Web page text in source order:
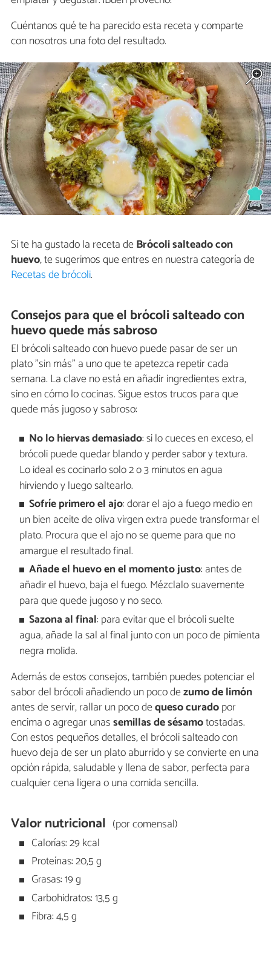
Cuéntanos qué te ha parecido esta receta y comparte
con nosotros una foto del resultado.
Si te ha gustado la receta deBrócoli salteado con
huevo, te sugerimos que entres en nuestra categoría de
Recetas de brócoli.
Consejos para que el brócoli salteado con
huevo quede más sabroso
El brócoli salteado con huevo puede pasar de ser un
plato "sin más" a uno que te apetezca repetir cada
semana. La clave no está en añadir ingredientes extra,
sino en cómo lo cocinas. Sigue estos trucos para que
quede más jugoso y sabroso:
No lo hiervas demasiado: si lo cueces en exceso, el
brócoli puede quedar blando y perder sabor y textura.
Lo ideal es cocinarlo solo 2 o 3 minutos en agua
hirviendo y luego saltearlo.
Sofríe primero el ajo: dorar el ajo a fuego medio en
un bien aceite de oliva virgen extra puede transformar el
plato. Procura que el ajo no se queme para que no
amargue el resultado final.
Añade el huevo en el momento justo: antes de
añadir el huevo, baja el fuego. Mézclalo suavemente
para que quede jugoso y no seco.
Sazona al final: para evitar que el brócoli suelte
agua, añade la sal al final junto con un poco de pimienta
negra molida.
Además de estos consejos, también puedes potenciar el
sabor del brócoli añadiendo un poco dezumo de limón
antes de servir, rallar un poco dequeso curadopor
encima o agregar unassemillas de sésamotostadas.
Con estos pequeños detalles, el brócoli salteado con
huevo deja de ser un plato aburrido y se convierte en una
opción rápida, saludable y llena de sabor, perfecta para
cualquier cena ligera o una comida sencilla.
Valor nutricional (por comensal)
Calorías: 29 kcal
Proteínas: 20,5 g
Grasas: 19 g
Carbohidratos: 13,5 g
Fibra: 4,5 g